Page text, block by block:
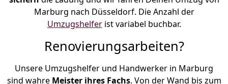
Marburg nach Düsseldorf. Die Anzahl der
Umzugshelferist variabel buchbar.
Renovierungsarbeiten?
Unsere Umzugshelfer und Handwerker in Marburg
sind wahre Meister ihres Fachs. Von der Wand bis zum